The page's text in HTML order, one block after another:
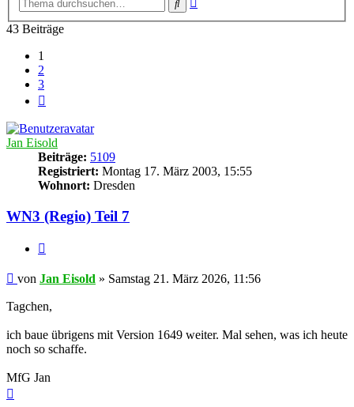
Suche
43 Beiträge
1
2
3
Jan Eisold
Beiträge: 5109
Registriert: Montag 17. März 2003, 15:55
Wohnort: Dresden
WN3 (Regio) Teil 7
Beitrag
von Jan Eisold » Samstag 21. März 2026, 11:56
Tagchen,
ich baue übrigens mit Version 1649 weiter. Mal sehen, was ich heute
noch so schaffe.
MfG Jan